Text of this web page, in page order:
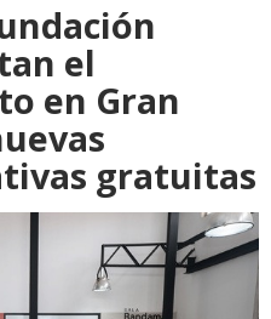
el
en Gran
gratuitas